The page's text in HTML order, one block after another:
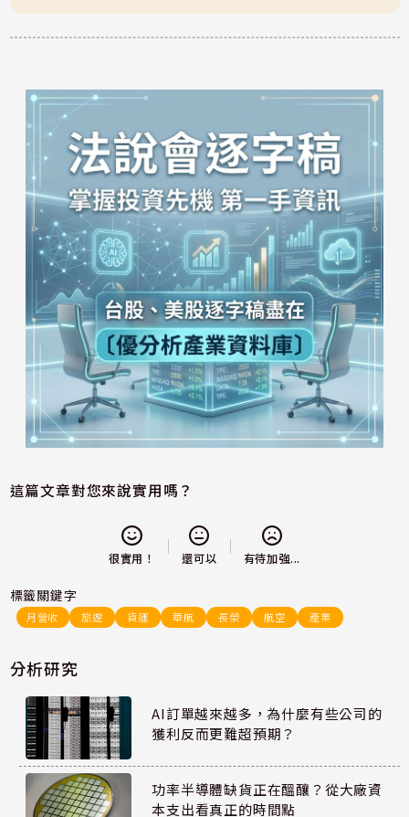
這篇文章對您來說實用嗎？
很實用！ 還可以 有待加強...
標籤關鍵字
月營收 旅遊 貨運 華航 長榮 航空 產業
分析研究
AI訂單越來越多，為什麼有些公司的
獲利反而更難超預期？
功率半導體缺貨正在醞釀？從大廠資
本支出看真正的時間點